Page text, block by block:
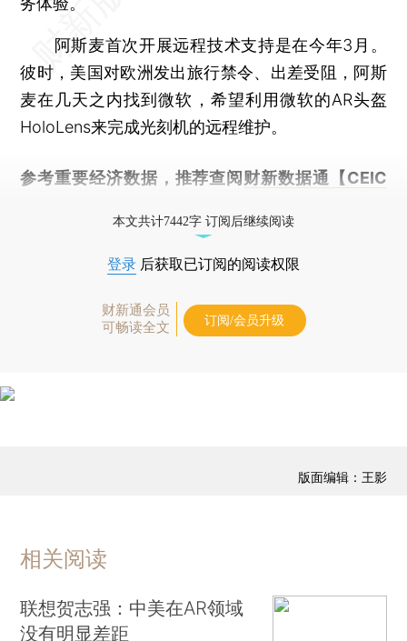
阿斯麦首次开展远程技术支持是在今年3月。
彼时，美国对欧洲发出旅行禁令、出差受阻，阿斯
麦在几天之内找到微软，希望利用微软的AR头盔
HoloLens来完成光刻机的远程维护。
参考重要经济数据，推荐查阅财新数据通【CEIC
本文共计7442字 订阅后继续阅读
登录 后获取已订阅的阅读权限
财新通会员
可畅读全文
订阅/会员升级
版面编辑：王影
相关阅读
联想贺志强：中美在AR领域
没有明显差距